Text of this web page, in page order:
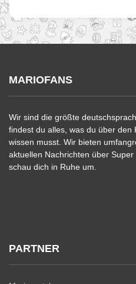
MARIOFANS
Wir sind die größte
findest du alles, was du über den
wissen musst. Wir bieten
aktuellen Nachrichten über
schau dich in Ruhe um.
PARTNER